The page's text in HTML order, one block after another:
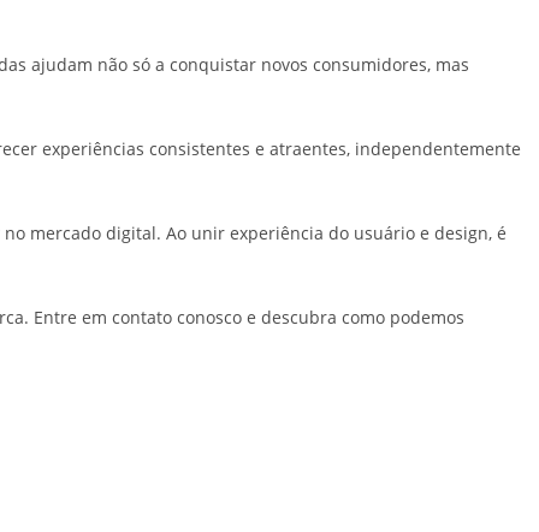
ajudam não só a conquistar novos consumidores, mas
experiências consistentes e atraentes, independentemente
mercado digital. Ao unir experiência do usuário e design, é
Entre em contato conosco e descubra como podemos